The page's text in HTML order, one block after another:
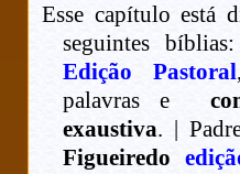
Esse capítulo está
seguintes bíblias:
Edição Pastoral
palavras e
exaustiva. |
Figueiredo